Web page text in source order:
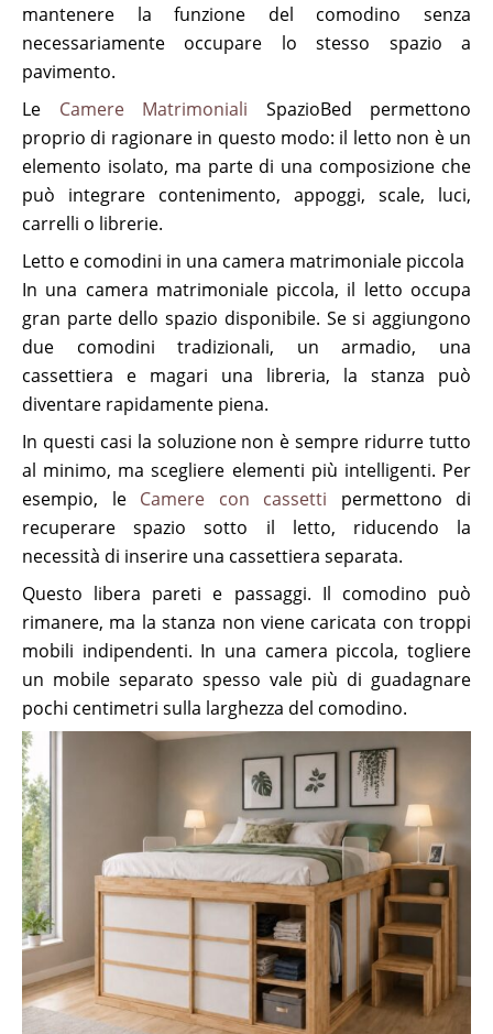
mantenere la funzione del comodino senza
necessariamente occupare lo stesso spazio a
pavimento.
Le Camere Matrimoniali SpazioBed permettono
proprio di ragionare in questo modo: il letto non è un
elemento isolato, ma parte di una composizione che
può integrare contenimento, appoggi, scale, luci,
carrelli o librerie.
Letto e comodini in una camera matrimoniale piccola
In una camera matrimoniale piccola, il letto occupa
gran parte dello spazio disponibile. Se si aggiungono
due comodini tradizionali, un armadio, una
cassettiera e magari una libreria, la stanza può
diventare rapidamente piena.
In questi casi la soluzione non è sempre ridurre tutto
al minimo, ma scegliere elementi più intelligenti. Per
esempio, le Camere con cassetti permettono di
recuperare spazio sotto il letto, riducendo la
necessità di inserire una cassettiera separata.
Questo libera pareti e passaggi. Il comodino può
rimanere, ma la stanza non viene caricata con troppi
mobili indipendenti. In una camera piccola, togliere
un mobile separato spesso vale più di guadagnare
pochi centimetri sulla larghezza del comodino.